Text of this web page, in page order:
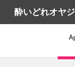
酔いどれオヤ